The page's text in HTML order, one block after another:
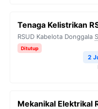
Tenaga Kelistrikan
RSUD Kabelota Donggala
Ditutup
2
Mekanikal Elektrikal